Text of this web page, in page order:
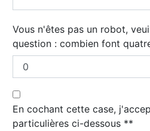
Vous n'êtes pas un robot,
question : combien font
En cochant cette case,
particulières ci-dessous **